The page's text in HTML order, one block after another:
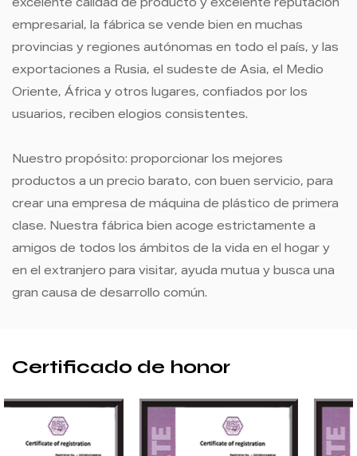
excelente calidad de producto y excelente reputación
empresarial, la fábrica se vende bien en muchas
provincias y regiones autónomas en todo el país, y las
exportaciones a Rusia, el sudeste de Asia, el Medio
Oriente, África y otros lugares, confiados por los
usuarios, reciben elogios consistentes.
Nuestro propósito: proporcionar los mejores
productos a un precio barato, con buen servicio, para
crear una empresa de máquina de plástico de primera
clase. Nuestra fábrica bien acoge estrictamente a
amigos de todos los ámbitos de la vida en el hogar y
en el extranjero para visitar, ayuda mutua y busca una
gran causa de desarrollo común.
Certificado de honor